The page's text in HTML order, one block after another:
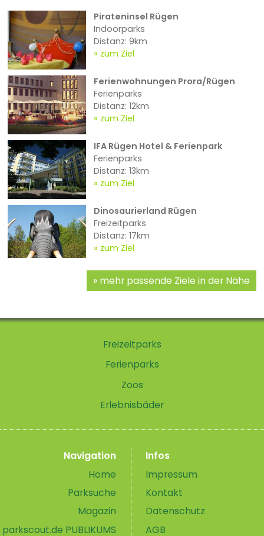
Pirateninsel Rügen
Indoorparks
Distanz: 9km
zum Ziel
Ferienwohnungen Prora/Rügen
Ferienparks
Distanz: 12km
zum Ziel
IFA Rügen Hotel & Ferienpark
Ferienparks
Distanz: 13km
zum Ziel
Dinosaurierland Rügen
Freizeitparks
Distanz: 17km
zum Ziel
mehr passende Ziele in der Nähe
Freizeitparks
Ferienparks
Zoos
Erlebnisbäder
Navigation
Home
Parksuche
Magazin
parkscout.de PUBLIKUMS
Infos
Impressum
Kontakt
Datenschutz
AGB